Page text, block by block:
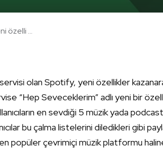
özelli ...
olan Spotify, yeni özellikler
“Hep Seveceklerim” adlı yeni bir özellik
en sevdiği 5 müzik yada
bu çalma listelerini diledikleri gibi
en popüler çevrimiçi müzik platformu